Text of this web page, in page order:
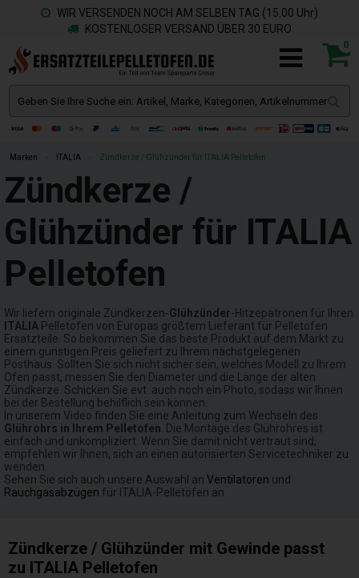
WIR VERSENDEN NOCH AM SELBEN TAG (15.00 Uhr)
KOSTENLOSER VERSAND ÜBER 30 EURO
0
Marken ITALIA Zündkerze / Glühzünder für ITALIA Pelletofen
Zündkerze /
Glühzünder für ITALIA
Pelletofen
Wir liefern originale Zündkerzen-Glühzünder-Hitzepatronen für Ihren
ITALIA Pelletofen von Europas größtem Lieferant für Pelletofen
Ersatzteile. So bekommen Sie das beste Produkt auf dem Markt zu
einem günstigen Preis geliefert zu Ihrem nächstgelegenen
Posthaus. Sollten Sie sich nicht sicher sein, welches Modell zu Ihrem
Ofen passt, messen Sie den Diameter und die Länge der alten
Zündkerze. Schicken Sie evt. auch noch ein Photo, sodass wir Ihnen
bei der Bestellung behilflich sein können.
In unserem Video finden Sie eine Anleitung zum Wechseln des
Glührohrs in Ihrem Pelletofen . Die Montage des Glührohres ist
einfach und unkompliziert. Wenn Sie damit nicht vertraut sind,
empfehlen wir Ihnen, sich an einen autorisierten Servicetechniker zu
wenden
Sehen Sie sich auch unsere Auswahl an Ventilatoren und
Rauchgasabzügen für ITALIA-Pelletöfen an
Zündkerze / Glühzünder mit Gewinde passt
zu ITALIA Pelletofen